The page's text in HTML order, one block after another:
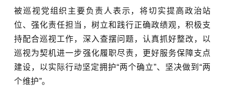
被巡视党组织主要负责人表示，将切实提高政治站
位、强化责任担当，树立和践行正确政绩观，积极支
持配合巡视工作，深入查摆问题，认真抓好整改，以
巡视为契机进一步强化履职尽责，更好服务保障支点
建设，以实际行动坚定拥护“两个确立”、坚决做到“两
个维护”。